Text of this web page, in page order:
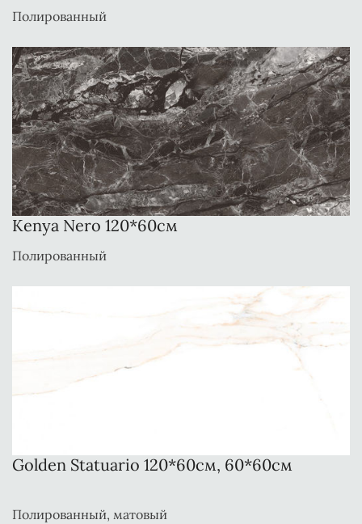
Полированный
Kenya Nero 120*60см
Полированный
Golden Statuario 120*60см, 60*60см
Полированный, матовый